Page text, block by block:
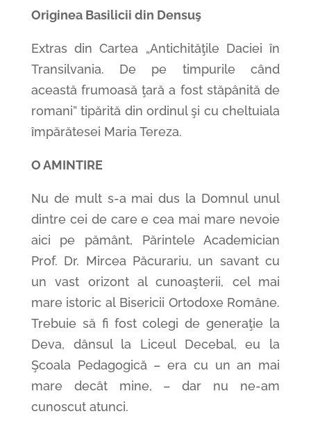
Originea Basilicii din Densuş
Extras din Cartea „Antichităţile Daciei în
Transilvania. De pe timpurile când
această frumoasă ţară a fost stăpânită de
romani” tipărită din ordinul şi cu cheltuiala
împărătesei Maria Tereza.
O AMINTIRE
Nu de mult s-a mai dus la Domnul unul
dintre cei de care e cea mai mare nevoie
aici pe pământ, Părintele Academician
Prof. Dr. Mircea Păcurariu, un savant cu
un vast orizont al cunoaşterii, cel mai
mare istoric al Bisericii Ortodoxe Române.
Trebuie să fi fost colegi de generaţie la
Deva, dânsul la Liceul Decebal, eu la
Şcoala Pedagogică – era cu un an mai
mare decât mine, – dar nu ne-am
cunoscut atunci.